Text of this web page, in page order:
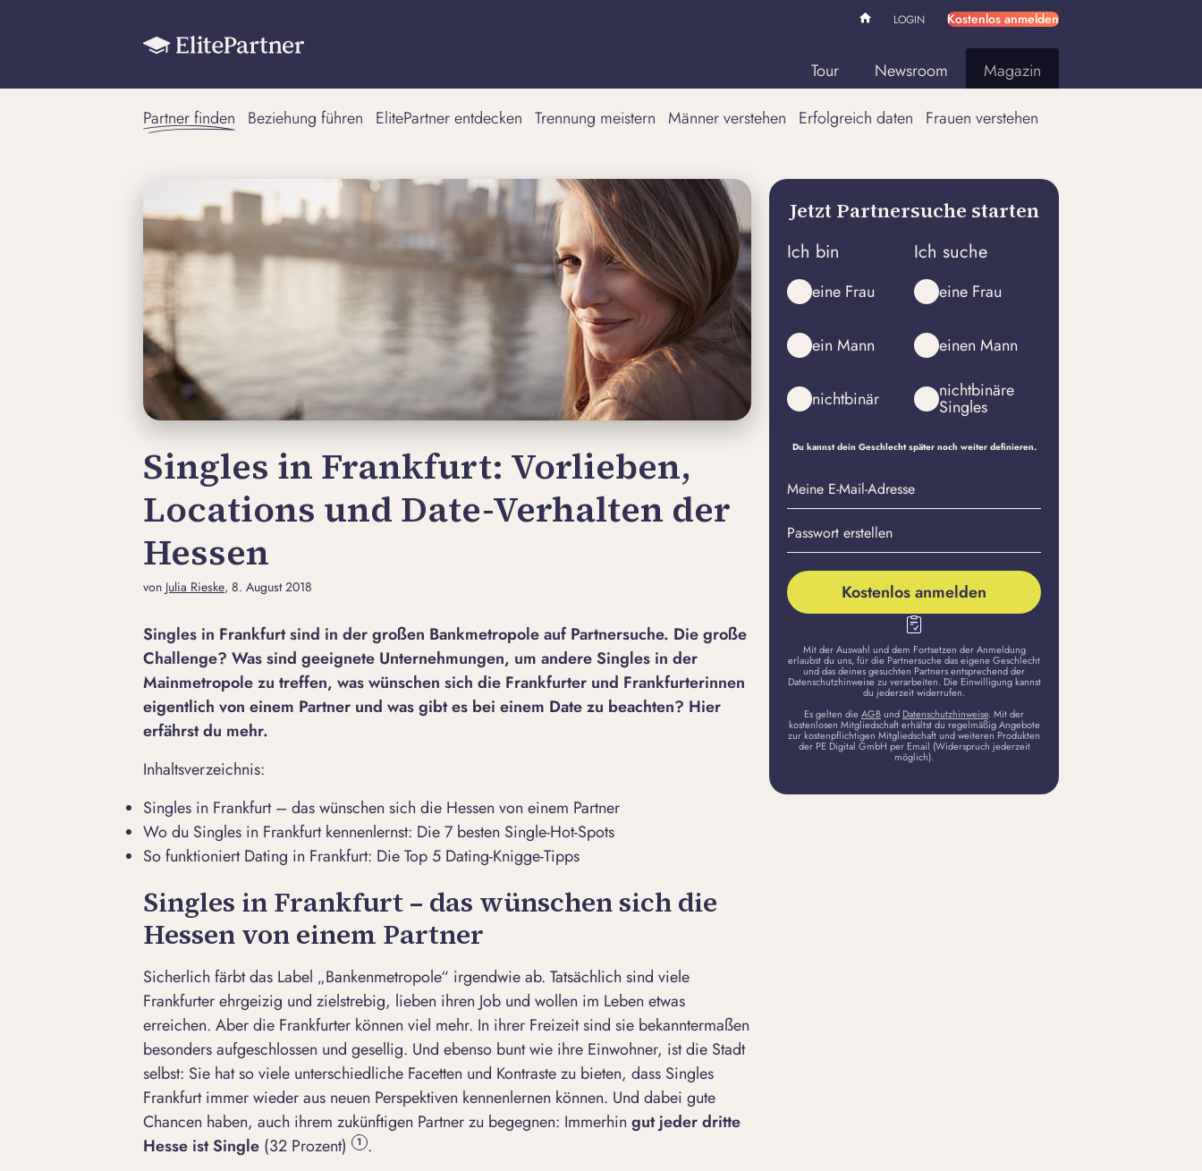
LOGIN Kostenlos anmelden
Tour Newsroom Magazin
Partner finden Beziehung führen ElitePartner entdecken Trennung meistern Männer verstehen Erfolgreich daten Frauen verstehen
Singles in Frankfurt: Vorlieben,
Locations und Date-Verhalten der
Hessen
von Julia Rieske, 8. August 2018
Singles in Frankfurt sind in der großen Bankmetropole auf Partnersuche. Die große
Challenge? Was sind geeignete Unternehmungen, um andere Singles in der
Mainmetropole zu treffen, was wünschen sich die Frankfurter und Frankfurterinnen
eigentlich von einem Partner und was gibt es bei einem Date zu beachten? Hier
erfährst du mehr.
Inhaltsverzeichnis:
Singles in Frankfurt – das wünschen sich die Hessen von einem Partner
Wo du Singles in Frankfurt kennenlernst: Die 7 besten Single-Hot-Spots
So funktioniert Dating in Frankfurt: Die Top 5 Dating-Knigge-Tipps
Singles in Frankfurt – das wünschen sich die
Hessen von einem Partner
Sicherlich färbt das Label „Bankenmetropole“ irgendwie ab. Tatsächlich sind viele
Frankfurter ehrgeizig und zielstrebig, lieben ihren Job und wollen im Leben etwas
erreichen. Aber die Frankfurter können viel mehr. In ihrer Freizeit sind sie bekanntermaßen
besonders aufgeschlossen und gesellig. Und ebenso bunt wie ihre Einwohner, ist die Stadt
selbst: Sie hat so viele unterschiedliche Facetten und Kontraste zu bieten, dass Singles
Frankfurt immer wieder aus neuen Perspektiven kennenlernen können. Und dabei gute
Chancen haben, auch ihrem zukünftigen Partner zu begegnen: Immerhin gut jeder dritte
Hesse ist Single (32 Prozent) 1 .
Jetzt Partnersuche starten
Ich bin
eine Frau
ein Mann
nichtbinär
Ich suche
eine Frau
einen Mann
nichtbinäre
Singles
Du kannst dein Geschlecht später noch weiter definieren.
Meine
E-
Mail-
Adresse
Passwort
erstellen
Kostenlos anmelden
Mit der Auswahl und dem Fortsetzen der Anmeldung
erlaubst du uns, für die Partnersuche das eigene Geschlecht
und das deines gesuchten Partners entsprechend der
Datenschutzhinweise zu verarbeiten. Die Einwilligung kannst
du jederzeit widerrufen.
Es gelten dieAGBund Datenschutzhinweise. Mit der
kostenlosen Mitgliedschaft erhältst du regelmäßig Angebote
zur kostenpflichtigen Mitgliedschaft und weiteren Produkten
der PE Digital GmbH per Email (Widerspruch jederzeit
möglich).